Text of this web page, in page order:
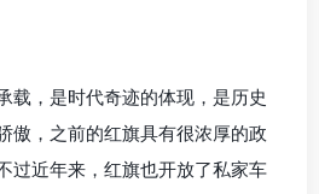
载，是时代奇迹的体现，是历史
傲，之前的红旗具有很浓厚的政
过近年来，红旗也开放了私家车